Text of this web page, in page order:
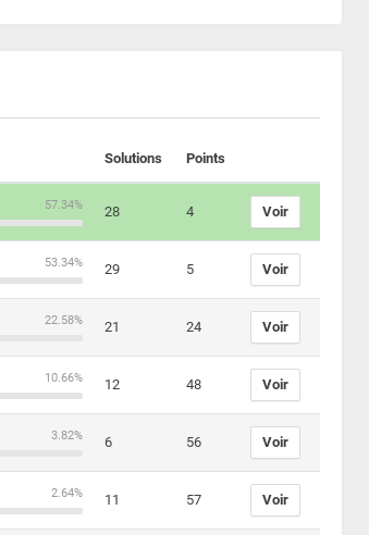
Solutions Points
57.34% 28 4 Voir
53.34% 29 5 Voir
22.58% 21 24 Voir
10.66% 12 48 Voir
3.82% 6 56 Voir
2.64% 11 57 Voir